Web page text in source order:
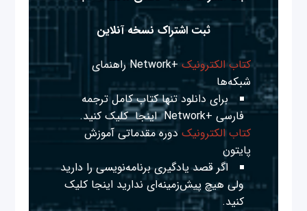
ثبت اشتراک نسخه آنلاین
کتاب الکترونیک
+Network راهنمای
شبکه‌ها
برای دانلود تنها کتاب کامل ترجمه
فارسی +Network
اینجا کلیک کنید.
کتاب الکترونیک دوره مقدماتی آموزش
پایتون
اگر قصد یادگیری برنامه‌نویسی را دارید
ولی هیچ پیش‌زمینه‌ای نداریداینجا کلیک
کنید.